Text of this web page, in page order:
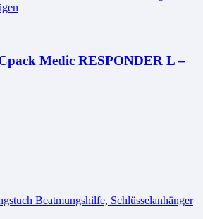
Medic RESPONDER L –